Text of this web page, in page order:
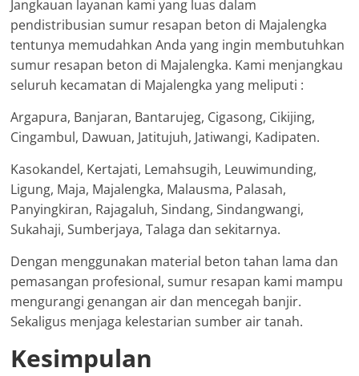
Jangkauan layanan kami yang luas dalam
pendistribusian sumur resapan beton di Majalengka
tentunya memudahkan Anda yang ingin membutuhkan
sumur resapan beton di Majalengka. Kami menjangkau
seluruh kecamatan di Majalengka yang meliputi :
Argapura, Banjaran, Bantarujeg, Cigasong, Cikijing,
Cingambul, Dawuan, Jatitujuh, Jatiwangi, Kadipaten.
Kasokandel, Kertajati, Lemahsugih, Leuwimunding,
Ligung, Maja, Majalengka, Malausma, Palasah,
Panyingkiran, Rajagaluh, Sindang, Sindangwangi,
Sukahaji, Sumberjaya, Talaga dan sekitarnya.
Dengan menggunakan material beton tahan lama dan
pemasangan profesional, sumur resapan kami mampu
mengurangi genangan air dan mencegah banjir.
Sekaligus menjaga kelestarian sumber air tanah.
Kesimpulan